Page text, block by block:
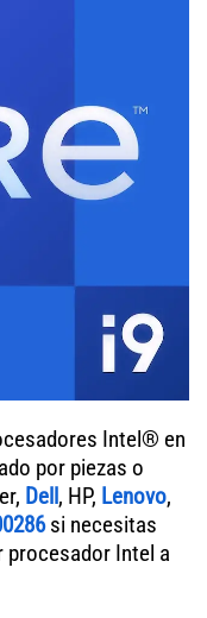
Intel® en
por piezas o
Dell, HP, Lenovo,
si necesitas
procesador Intel a